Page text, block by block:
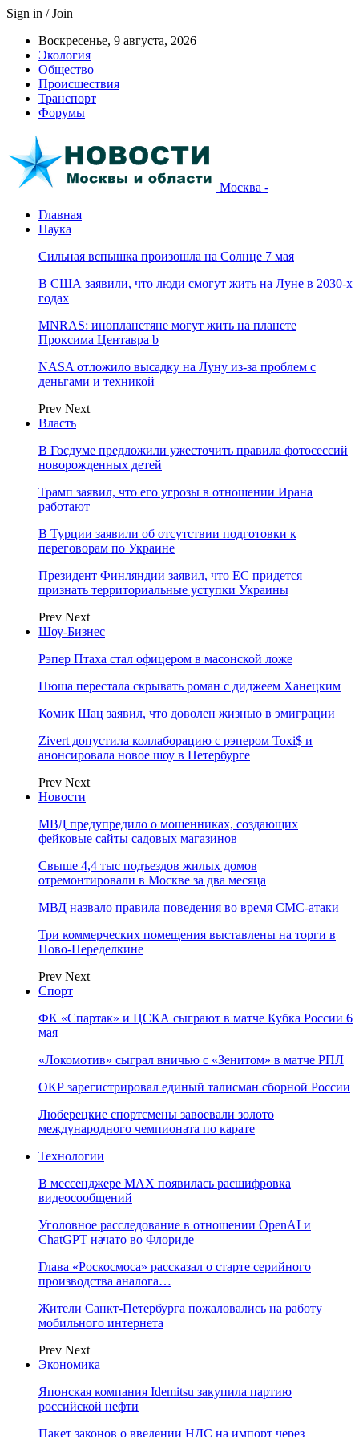
Sign in / Join
Воскресенье, 9 августа, 2026
Экология
Общество
Происшествия
Транспорт
Форумы
Москва -
Главная
Наука
Сильная вспышка произошла на Солнце 7 мая
В США заявили, что люди смогут жить на Луне в 2030-х
годах
MNRAS: инопланетяне могут жить на планете
Проксима Центавра b
NASA отложило высадку на Луну из-за проблем с
деньгами и техникой
Prev Next
Власть
В Госдуме предложили ужесточить правила фотосессий
новорожденных детей
Трамп заявил, что его угрозы в отношении Ирана
работают
В Турции заявили об отсутствии подготовки к
переговорам по Украине
Президент Финляндии заявил, что ЕС придется
признать территориальные уступки Украины
Prev Next
Шоу-Бизнес
Рэпер Птаха стал офицером в масонской ложе
Нюша перестала скрывать роман с диджеем Ханецким
Комик Шац заявил, что доволен жизнью в эмиграции
Zivert допустила коллаборацию с рэпером Toxi$ и
анонсировала новое шоу в Петербурге
Prev Next
Новости
МВД предупредило о мошенниках, создающих
фейковые сайты садовых магазинов
Свыше 4,4 тыс подъездов жилых домов
отремонтировали в Москве за два месяца
МВД назвало правила поведения во время СМС-атаки
Три коммерческих помещения выставлены на торги в
Ново-Переделкине
Prev Next
Спорт
ФК «Спартак» и ЦСКА сыграют в матче Кубка России 6
мая
«Локомотив» сыграл вничью с «Зенитом» в матче РПЛ
ОКР зарегистрировал единый талисман сборной России
Люберецкие спортсмены завоевали золото
международного чемпионата по карате
Технологии
В мессенджере MAX появилась расшифровка
видеосообщений
Уголовное расследование в отношении OpenAI и
ChatGPT начато во Флориде
Глава «Роскосмоса» рассказал о старте серийного
производства аналога…
Жители Санкт-Петербурга пожаловались на работу
мобильного интернета
Prev Next
Экономика
Японская компания Idemitsu закупила партию
российской нефти
Пакет законов о введении НДС на импорт через